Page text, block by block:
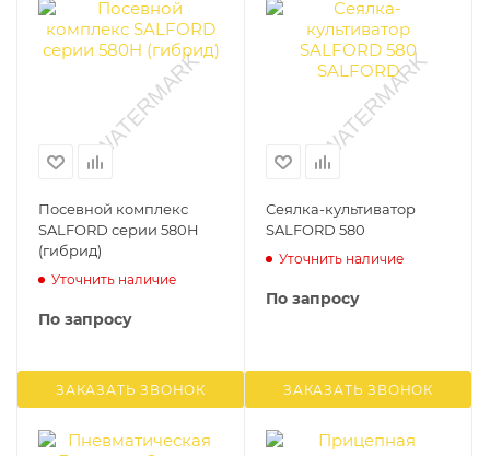
Посевной комплекс
SALFORD серии 580H
(гибрид)
Уточнить наличие
По запросу
ЗАКАЗАТЬ ЗВОНОК
Сеялка-культиватор
SALFORD 580
Уточнить наличие
По запросу
ЗАКАЗАТЬ ЗВОНОК